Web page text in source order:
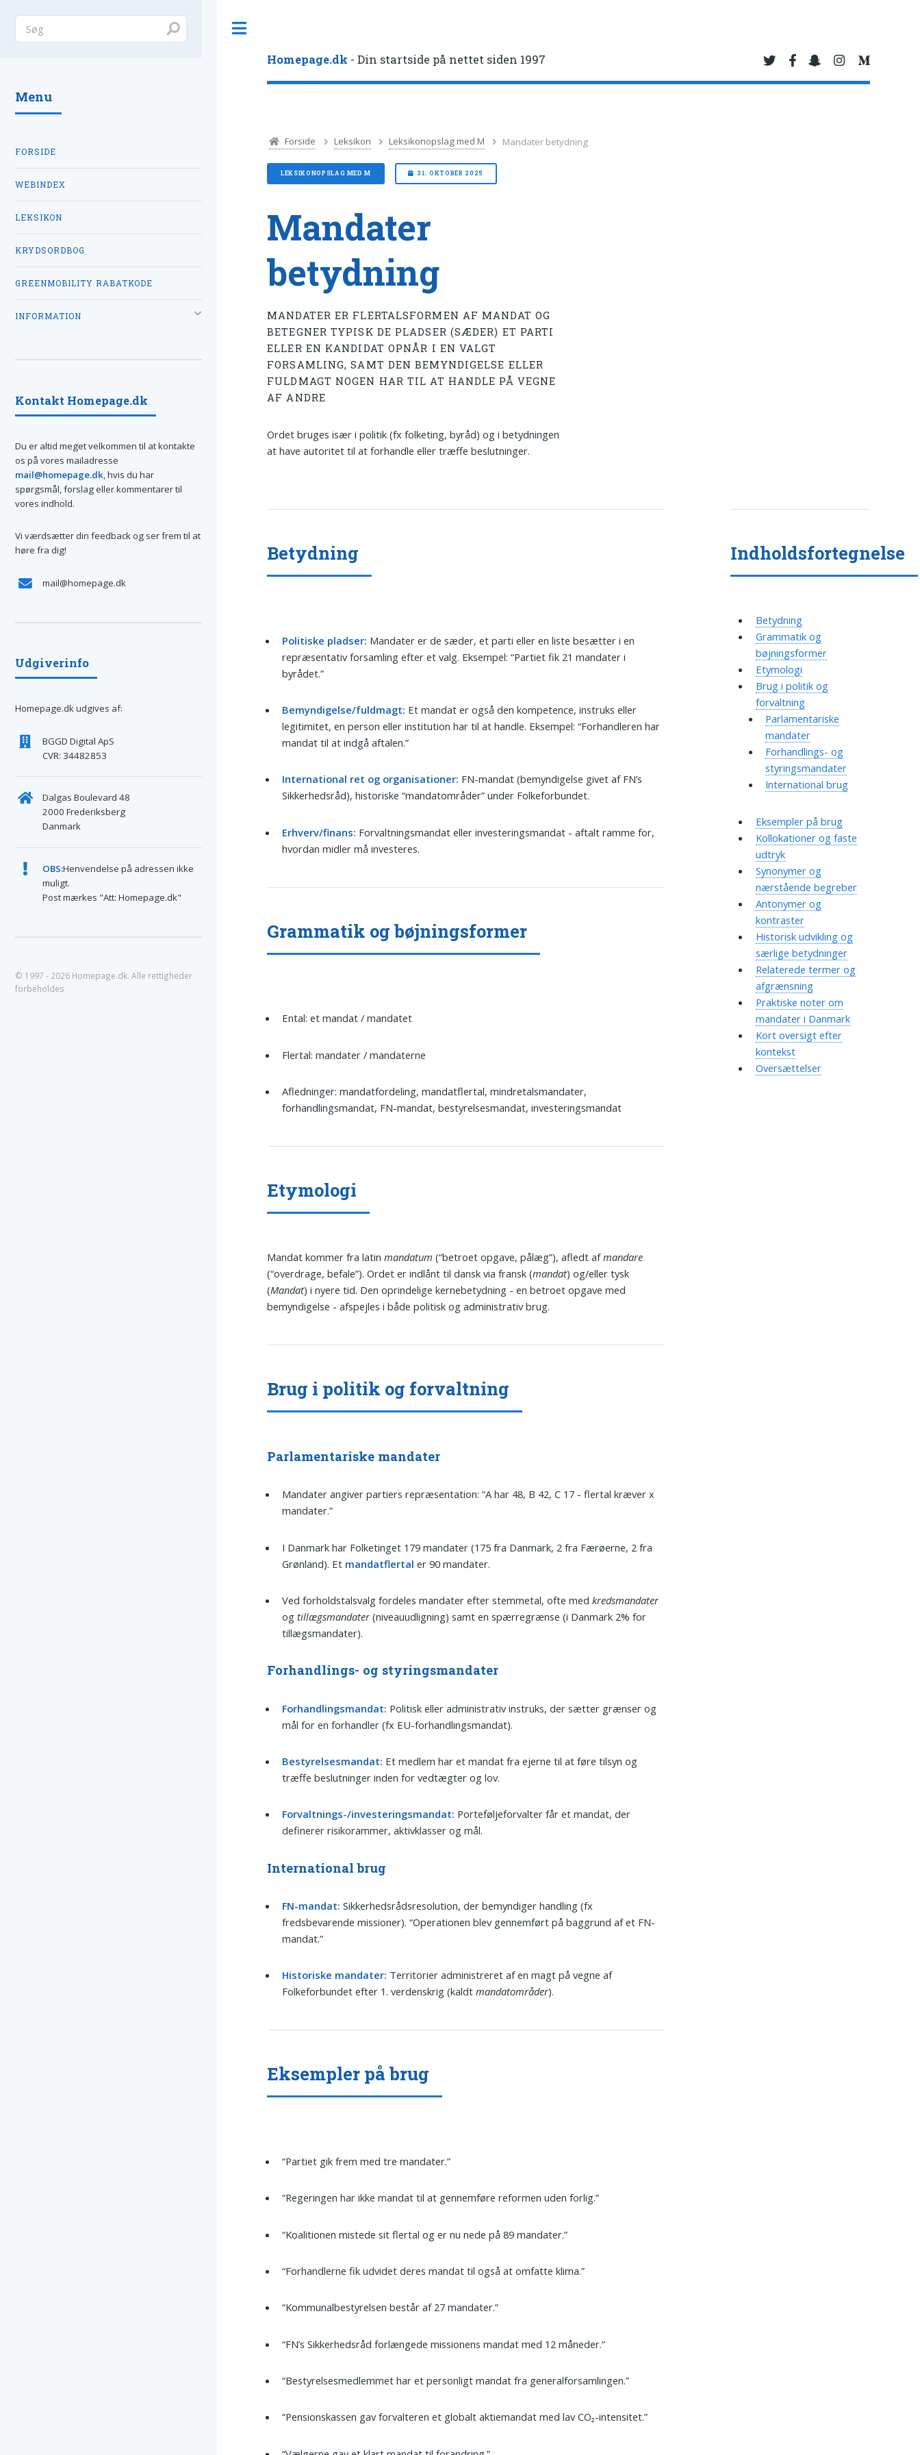
Homepage.dk - Din startside på nettet siden 1997
Forside Leksikon Leksikonopslag med M Mandater betydning
LEKSIKONOPSLAG MED M 31. OKTOBER 2025
Mandater
betydning
MANDATER ER FLERTALSFORMEN AF MANDAT OG
BETEGNER TYPISK DE PLADSER (SÆDER) ET PARTI
ELLER EN KANDIDAT OPNÅR I EN VALGT
FORSAMLING, SAMT DEN BEMYNDIGELSE ELLER
FULDMAGT NOGEN HAR TIL AT HANDLE PÅ VEGNE
AF ANDRE
Ordet bruges især i politik (fx folketing, byråd) og i betydningen
at have autoritet til at forhandle eller træffe beslutninger.
Betydning
Politiske pladser: Mandater er de sæder, et parti eller en liste besætter i en
repræsentativ forsamling efter et valg. Eksempel: “Partiet fik 21 mandater i
byrådet.”
Bemyndigelse/fuldmagt: Et mandat er også den kompetence, instruks eller
legitimitet, en person eller institution har til at handle. Eksempel: “Forhandleren har
mandat til at indgå aftalen.”
International ret og organisationer: FN-mandat (bemyndigelse givet af FN’s
Sikkerhedsråd), historiske “mandatområder” under Folkeforbundet.
Erhverv/finans: Forvaltningsmandat eller investeringsmandat - aftalt ramme for,
hvordan midler må investeres.
Grammatik og bøjningsformer
Ental: et mandat / mandatet
Flertal: mandater / mandaterne
Afledninger: mandatfordeling, mandatflertal, mindretalsmandater,
forhandlingsmandat, FN-mandat, bestyrelsesmandat, investeringsmandat
Etymologi
Mandat kommer fra latinmandatum (“betroet opgave, pålæg”), afledt afmandare
(“overdrage, befale”). Ordet er indlånt til dansk via fransk (mandat) og/eller tysk
(Mandat) i nyere tid. Den oprindelige kernebetydning - en betroet opgave med
bemyndigelse - afspejles i både politisk og administrativ brug.
Brug i politik og forvaltning
Parlamentariske mandater
Mandater angiver partiers repræsentation: “A har 48, B 42, C 17 - flertal kræver x
mandater.”
I Danmark har Folketinget 179 mandater (175 fra Danmark, 2 fra Færøerne, 2 fra
Grønland). Et mandatflertal er 90 mandater.
Ved forholdstalsvalg fordeles mandater efter stemmetal, ofte medkredsmandater
ogtillægsmandater (niveauudligning) samt en spærregrænse (i Danmark 2% for
tillægsmandater).
Forhandlings- og styringsmandater
Forhandlingsmandat: Politisk eller administrativ instruks, der sætter grænser og
mål for en forhandler (fx EU-forhandlingsmandat).
Bestyrelsesmandat: Et medlem har et mandat fra ejerne til at føre tilsyn og
træffe beslutninger inden for vedtægter og lov.
Forvaltnings-/investeringsmandat: Porteføljeforvalter får et mandat, der
definerer risikorammer, aktivklasser og mål.
International brug
FN-mandat: Sikkerhedsrådsresolution, der bemyndiger handling (fx
fredsbevarende missioner). “Operationen blev gennemført på baggrund af et FN-
mandat.”
Historiske mandater: Territorier administreret af en magt på vegne af
Folkeforbundet efter 1. verdenskrig (kaldtmandatområder).
Eksempler på brug
“Partiet gik frem med tre mandater.”
“Regeringen har ikke mandat til at gennemføre reformen uden forlig.”
“Koalitionen mistede sit flertal og er nu nede på 89 mandater.”
“Forhandlerne fik udvidet deres mandat til også at omfatte klima.”
“Kommunalbestyrelsen består af 27 mandater.”
“FN’s Sikkerhedsråd forlængede missionens mandat med 12 måneder.”
“Bestyrelsesmedlemmet har et personligt mandat fra generalforsamlingen.”
“Pensionskassen gav forvalteren et globalt aktiemandat med lav CO₂-intensitet.”
Indholdsfortegnelse
Betydning
Grammatik og
bøjningsformer
Etymologi
Brug i politik og
forvaltning
Parlamentariske
mandater
Forhandlings- og
styringsmandater
International brug
Eksempler på brug
Kollokationer og faste
udtryk
Synonymer og
nærstående begreber
Antonymer og
kontraster
Historisk udvikling og
særlige betydninger
Relaterede termer og
afgrænsning
Praktiske noter om
mandater i Danmark
Kort oversigt efter
kontekst
Oversættelser
Menu
FORSIDE
WEBINDEX
LEKSIKON
KRYDSORDBOG
GREENMOBILITY RABATKODE
INFORMATION
Kontakt Homepage.dk
Du er altid meget velkommen til at kontakte
os på vores mailadresse
mail@homepage.dk, hvis du har
spørgsmål, forslag eller kommentarer til
vores indhold.
Vi værdsætter din feedback og ser frem til at
høre fra dig!
mail@homepage.dk
Udgiverinfo
Homepage.dk udgives af:
BGGD Digital ApS
CVR: 34482853
Dalgas Boulevard 48
2000 Frederiksberg
Danmark
OBS:Henvendelse på adressen ikke
muligt.
Post mærkes "Att: Homepage.dk"
© 1997 - 2026 Homepage.dk. Alle rettigheder
forbeholdes